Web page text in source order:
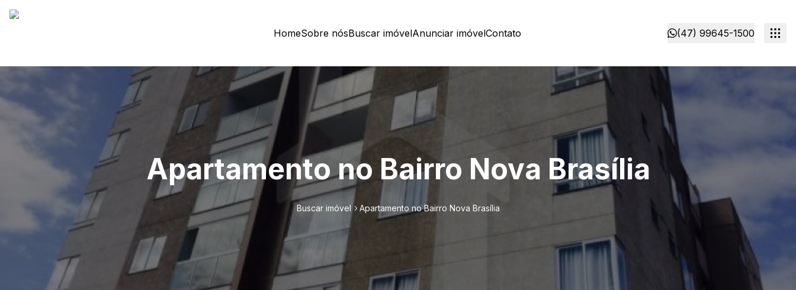
HomeSobre nósBuscar imóvelAnunciar imóvelContato (47) 99645-1500
Apartamento no Bairro Nova Brasília
Buscar imóvel Apartamento no Bairro Nova Brasília